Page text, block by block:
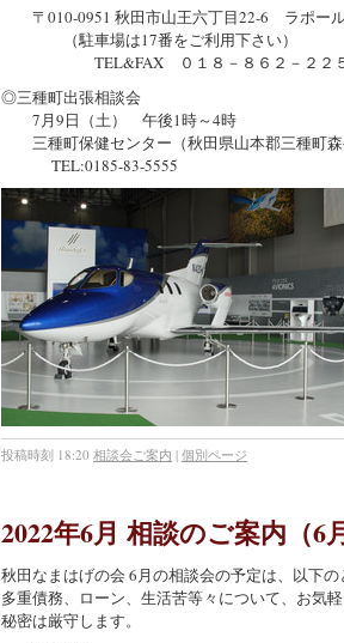
〒010-0951 秋田市山王六丁目22-6 ラポー
（駐車場は17番をご利用下さい）
TEL&FAX ０１８－８６２－２２
◎三種町出張相談会
7月9日（土） 午後1時～4時
三種町保健センター（秋田県山本郡三種町森
TEL:0185-83-5555
投稿時刻 18:20 相談会ご案内 | 個別ページ
2022年6月 相談のご案内（6
秋田なまはげの会 6月の相談会の予定は、以下の
多重債務、ローン、生活苦等々について、お気軽
秘密は厳守します。